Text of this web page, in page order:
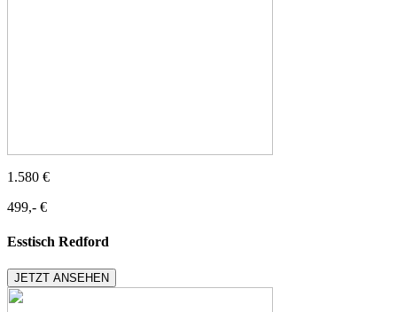
1.580 €
499,- €
Esstisch Redford
JETZT ANSEHEN